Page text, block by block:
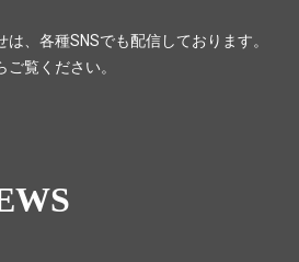
、各種SNSでも配信しております。
覧ください。